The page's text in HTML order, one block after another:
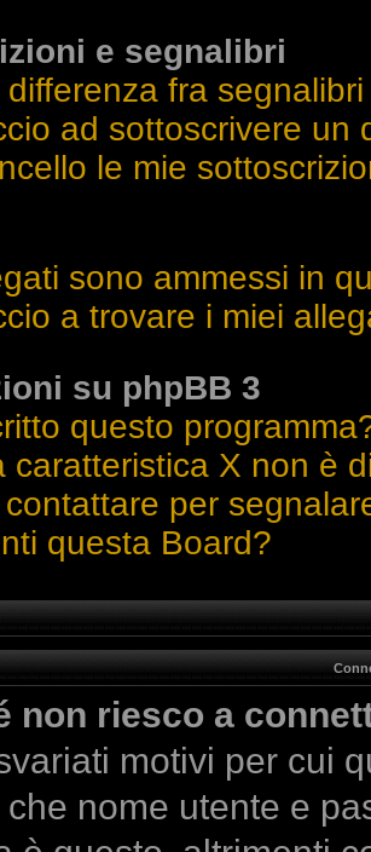
e segnalibri
fra
ad sottoscrivere un
le mie
sono ammessi in
a trovare i miei
su phpBB 3
questo
caratteristica X non è
per
questa Board?
non riesco a
motivi per cui
nome utente e